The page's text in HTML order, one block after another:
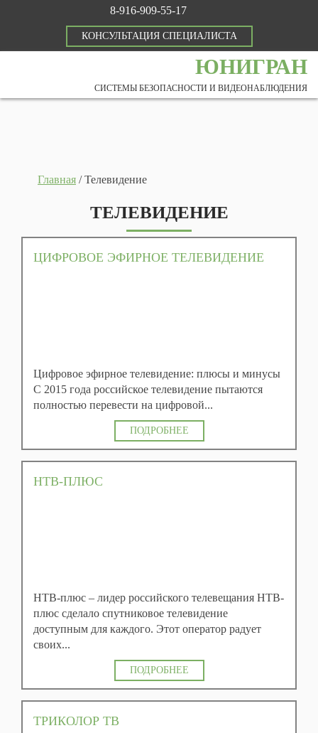
8-916-909-55-17
КОНСУЛЬТАЦИЯ СПЕЦИАЛИСТА
ЮНИГРАН
СИСТЕМЫ БЕЗОПАСНОСТИ И ВИДЕОНАБЛЮДЕНИЯ
Главная /Телевидение
ТЕЛЕВИДЕНИЕ
ЦИФРОВОЕ ЭФИРНОЕ ТЕЛЕВИДЕНИЕ
Цифровое эфирное телевидение: плюсы и минусы
С 2015 года российское телевидение пытаются
полностью перевести на цифровой...
ПОДРОБНЕЕ
НТВ-ПЛЮС
НТВ-плюс – лидер российского телевещания НТВ-
плюс сделало спутниковое телевидение
доступным для каждого. Этот оператор радует
своих...
ПОДРОБНЕЕ
ТРИКОЛОР ТВ